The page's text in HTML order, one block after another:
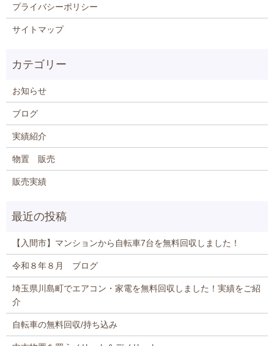
プライバシーポリシー
サイトマップ
お知らせ
ブログ
実績紹介
物置 販売
販売実績
【入間市】マンションから自転車7台を無料回収しました！
令和８年８月 ブログ
埼玉県川島町でエアコン・家電を無料回収しました！実績をご紹
介
自転車の無料回収/持ち込み